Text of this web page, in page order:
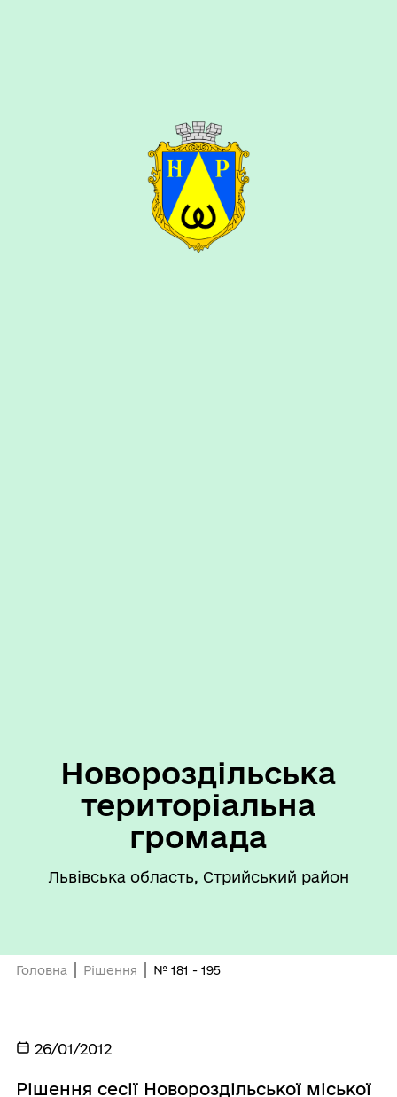
Новороздільська
територіальна
громада
Львівська область, Стрийський район
Головна Рішення № 181 - 195
26/01/2012
Рішення сесії Новороздільської міської